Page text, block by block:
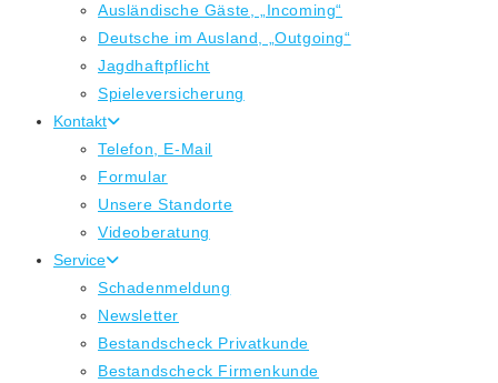
Ausländische Gäste, „Incoming“
Deutsche im Ausland, „Outgoing“
Jagdhaftpflicht
Spieleversicherung
Kontakt
Telefon, E-Mail
Formular
Unsere Standorte
Videoberatung
Service
Schadenmeldung
Newsletter
Bestandscheck Privatkunde
Bestandscheck Firmenkunde